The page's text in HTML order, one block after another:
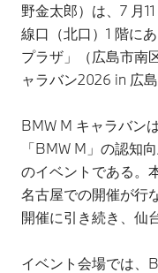
野金太郎）は、7 月
線口（北口）1 階に
プラザ」（広島市南
ャラバン2026 in 広
BMW M キャラバン
「BMW M」の認知
のイベントである。
名古屋での開催が行
開催に引き続き、仙
イベント会場では、